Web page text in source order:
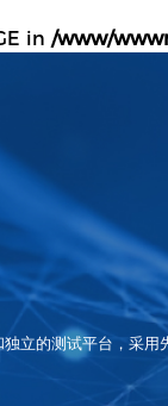
in /www/
立的测试平台，采用